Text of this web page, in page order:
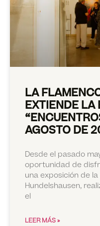
LA
EXTIENDE LA
AGOSTO DE
Desde el pasado
oportunidad de
una exposición de
Hundelshausen,
el
LEER MÁS »